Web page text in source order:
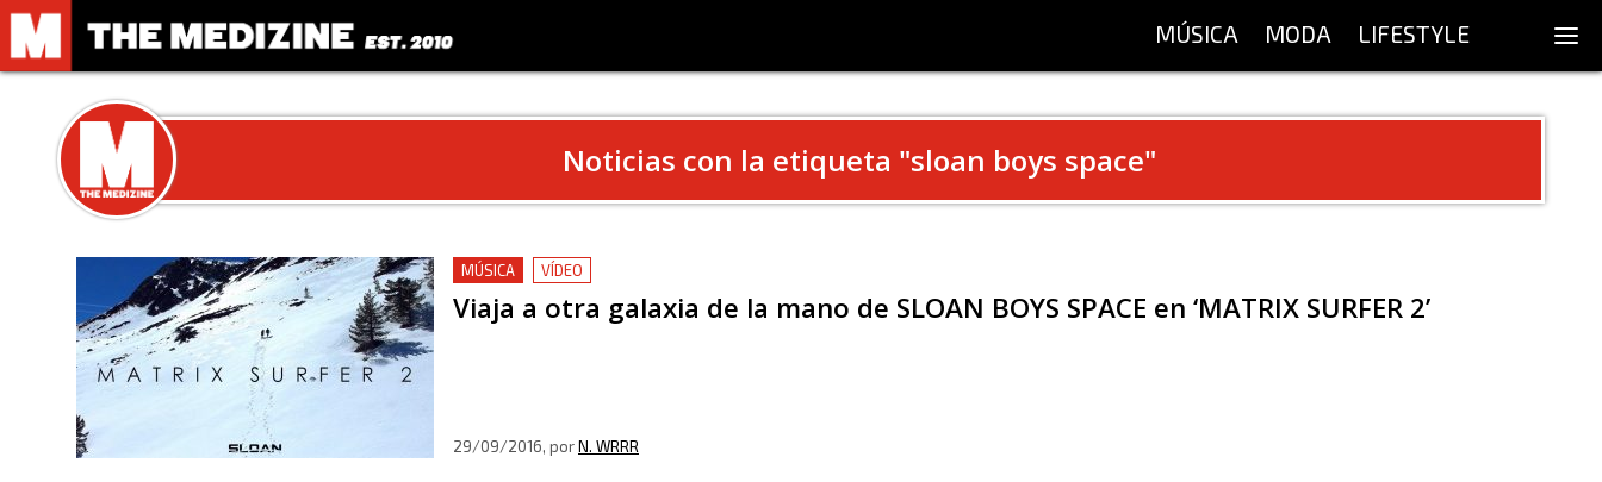
MÚSICA MODA LIFESTYLE
Noticias con la etiqueta "sloan boys space"
MÚSICA VÍDEO
Viaja a otra galaxia de la mano de SLOAN BOYS SPACE en ‘MATRIX SURFER 2’
29/09/2016, porN. WRRR